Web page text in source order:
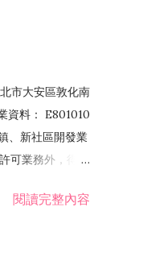
市大安區敦化南
資料： E801010
、新社區開發業
可業務外，得經
閱讀完整內容